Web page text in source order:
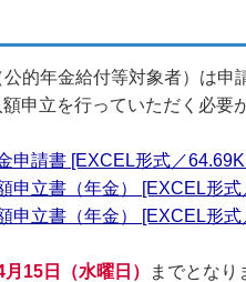
的年金給付等対象者）は申
申立を行っていただく必要
申請書 [EXCEL形式／
申立書（年金） [EXCEL形
申立書（年金） [EXCEL形
月15日（水曜日） までとなり